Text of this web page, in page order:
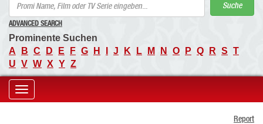
Suche
ADVANCED SEARCH
Prominente Suchen
A
B C D E F G H J K L M N O P Q R S T
U V W X Y Z
Toggle
Report